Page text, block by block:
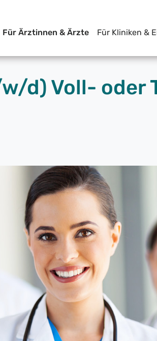
Für Ärztinnen & Ärzte Für Kliniken &
d) Voll- oder